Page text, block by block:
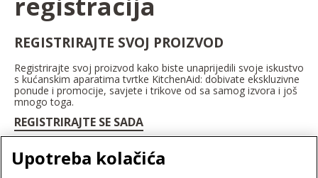
REGISTRIRAJTE SVOJ PROIZVOD
Registrirajte svoj proizvod kako biste unaprijedili svoje iskustvo
s kućanskim aparatima tvrtke KitchenAid: dobivate ekskluzivne
ponude i promocije, savjete i trikove od sa samog izvora i još
mnogo toga.
REGISTRIRAJTE SE SADA
Upotreba kolačića